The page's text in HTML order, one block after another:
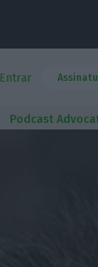
Entrar
Podcast